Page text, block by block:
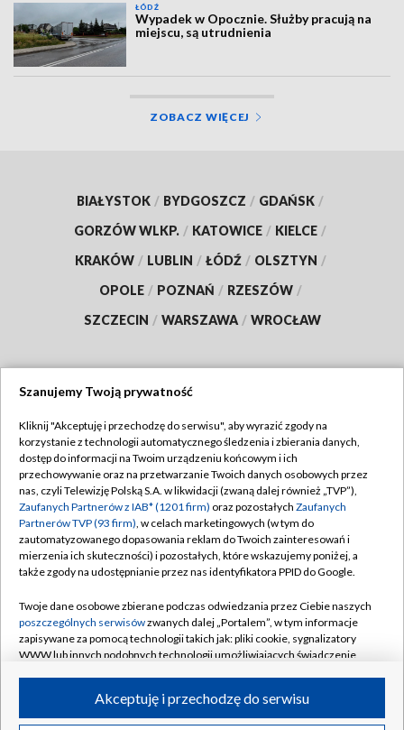
ŁÓDŹ
Wypadek w Opocznie. Służby pracują na
miejscu, są utrudnienia
ZOBACZ WIĘCEJ
BIAŁYSTOK / BYDGOSZCZ / GDAŃSK /
GORZÓW WLKP. / KATOWICE / KIELCE /
KRAKÓW / LUBLIN / ŁÓDŹ / OLSZTYN /
OPOLE / POZNAŃ / RZESZÓW /
SZCZECIN / WARSZAWA / WROCŁAW
TVP
Abonament TVP
Emisja w TVP
Centrum informacji TVP
Naziemna Telewizja Cyfrowa
Rada Programowa
System NOS
Informacje o nadawcy
Program dla prasy
Regulamin TVP
Polityka prywatności
Moje zgody
Pomoc
Kontakt
Kanały
©2026 Telewizja Polska S.A. w likwidacji
Szanujemy Twoją prywatność
Kliknij "Akceptuję i przechodzę do serwisu", aby wyrazić zgody na
korzystanie z technologii automatycznego śledzenia i zbierania danych,
dostęp do informacji na Twoim urządzeniu końcowym i ich
przechowywanie oraz na przetwarzanie Twoich danych osobowych przez
nas, czyli Telewizję Polską S.A. w likwidacji (zwaną dalej również „TVP”),
Zaufanych Partnerów z IAB* (1201 firm) oraz pozostałych Zaufanych
Partnerów TVP (93 firm), w celach marketingowych (w tym do
zautomatyzowanego dopasowania reklam do Twoich zainteresowań i
mierzenia ich skuteczności) i pozostałych, które wskazujemy poniżej, a
także zgody na udostępnianie przez nas identyfikatora PPID do Google.
Twoje dane osobowe zbierane podczas odwiedzania przez Ciebie naszych
poszczególnych serwisówzwanych dalej „Portalem”, w tym informacje
zapisywane za pomocą technologii takich jak: pliki cookie, sygnalizatory
WWW lub innych podobnych technologii umożliwiających świadczenie
ruchu w Internecie.Akceptuję i przechodzę do serwisu